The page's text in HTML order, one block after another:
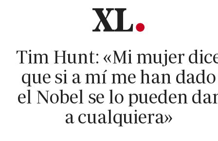
Tim Hunt: «Mi mujer
que si a mí me han dado
el Nobel se lo pueden
a cualquiera»